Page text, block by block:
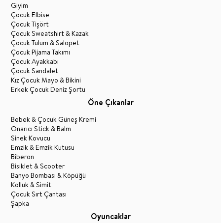
Giyim
Çocuk Elbise
Çocuk Tişört
Çocuk Sweatshirt & Kazak
Çocuk Tulum & Salopet
Çocuk Pijama Takımı
Çocuk Ayakkabı
Çocuk Sandalet
Kız Çocuk Mayo & Bikini
Erkek Çocuk Deniz Şortu
Öne Çıkanlar
Bebek & Çocuk Güneş Kremi
Onarıcı Stick & Balm
Sinek Kovucu
Emzik & Emzik Kutusu
Biberon
Bisiklet & Scooter
Banyo Bombası & Köpüğü
Kolluk & Simit
Çocuk Sırt Çantası
Şapka
Oyuncaklar